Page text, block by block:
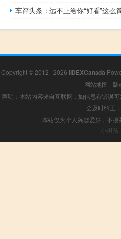
车评头条：远不止给你“好看”这么
Copyright © 2012 - 2026 IIDEXCanada
网站地图 | 疑
声明：本站内容来自互联网，如信息有错误
会及时纠正
本站仅为个人兴趣爱好，不接
小男孩